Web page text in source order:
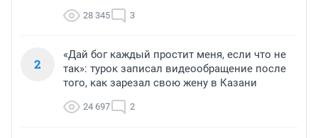
28 345 3
2
«Дай бог каждый простит меня, если что не
так»: турок записал видеообращение после
того, как зарезал свою жену в Казани
24 697 2